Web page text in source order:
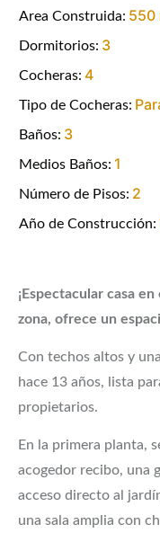
Area Construida: 550
Dormitorios: 3
Cocheras: 4
Tipo de Cocheras:
Baños: 3
Medios Baños: 1
Número de Pisos: 2
Año de Construcción:
¡Espectacular casa
zona, ofrece un
Con techos altos y
hace 13 años, lista
propietarios.
En la primera planta,
acogedor recibo, una
acceso directo al
una sala amplia con